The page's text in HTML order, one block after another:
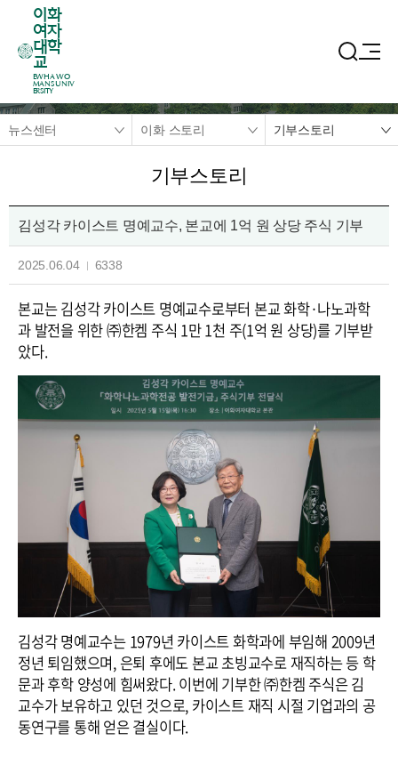
이화
여자
대학
교
EWHA WO
MANS UNIV
ERSITY
뉴스센터 이화 스토리 기부스토리
기부스토리
김성각 카이스트 명예교수, 본교에 1억 원 상당 주식 기부
2025.06.04 6338
본교는 김성각 카이스트 명예교수로부터 본교 화학·나노과학
과 발전을 위한 ㈜한켐 주식 1만 1천 주(1억 원 상당)를 기부받
았다.
김성각 명예교수는 1979년 카이스트 화학과에 부임해 2009년
정년 퇴임했으며, 은퇴 후에도 본교 초빙교수로 재직하는 등 학
문과 후학 양성에 힘써왔다. 이번에 기부한 ㈜한켐 주식은 김
교수가 보유하고 있던 것으로, 카이스트 재직 시절 기업과의 공
동연구를 통해 얻은 결실이다.